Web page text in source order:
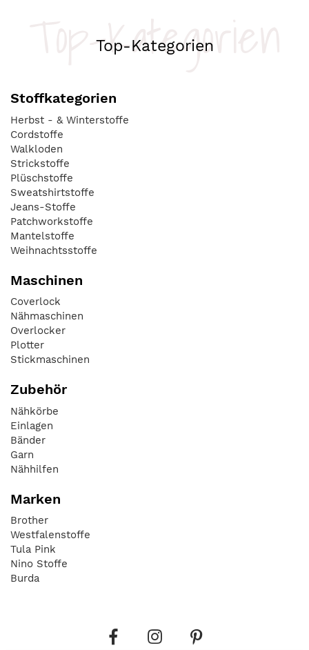
Top-Kategorien
Top-Kategorien
Stoffkategorien
Herbst - & Winterstoffe
Cordstoffe
Walkloden
Strickstoffe
Plüschstoffe
Sweatshirtstoffe
Jeans-Stoffe
Patchworkstoffe
Mantelstoffe
Weihnachtsstoffe
Maschinen
Coverlock
Nähmaschinen
Overlocker
Plotter
Stickmaschinen
Zubehör
Nähkörbe
Einlagen
Bänder
Garn
Nähhilfen
Marken
Brother
Westfalenstoffe
Tula Pink
Nino Stoffe
Burda